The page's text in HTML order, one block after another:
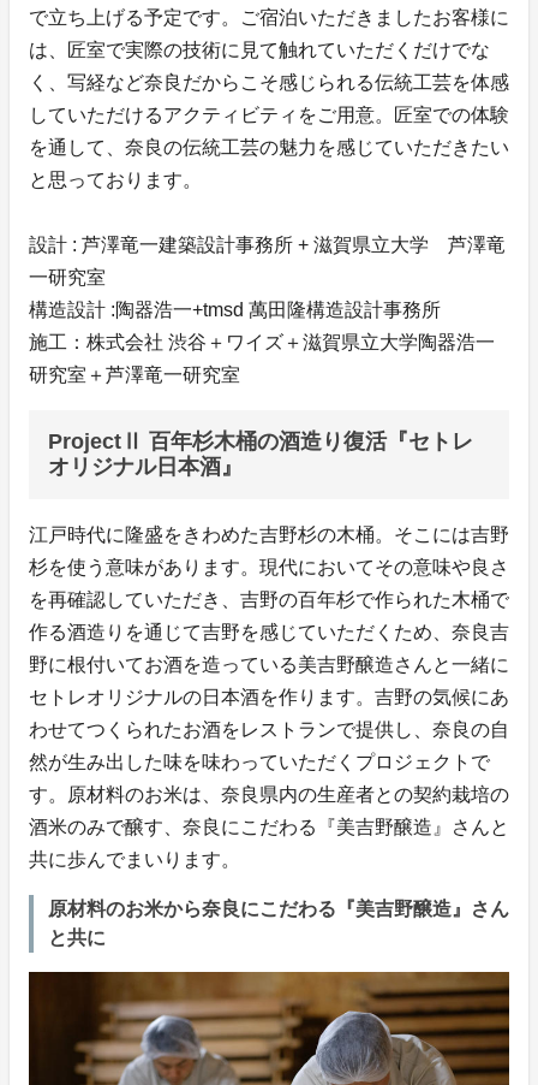
で立ち上げる予定です。ご宿泊いただきましたお客様に
は、匠室で実際の技術に見て触れていただくだけでな
く、写経など奈良だからこそ感じられる伝統工芸を体感
していただけるアクティビティをご用意。匠室での体験
を通して、奈良の伝統工芸の魅力を感じていただきたい
と思っております。
設計 : 芦澤竜一建築設計事務所 + 滋賀県立大学 芦澤竜
一研究室
構造設計 :陶器浩一+tmsd 萬田隆構造設計事務所
施工：株式会社 渋谷＋ワイズ＋滋賀県立大学陶器浩一
研究室＋芦澤竜一研究室
ProjectⅡ 百年杉木桶の酒造り復活『セトレ
オリジナル日本酒』
江戸時代に隆盛をきわめた吉野杉の木桶。そこには吉野
杉を使う意味があります。現代においてその意味や良さ
を再確認していただき、吉野の百年杉で作られた木桶で
作る酒造りを通じて吉野を感じていただくため、奈良吉
野に根付いてお酒を造っている美吉野醸造さんと一緒に
セトレオリジナルの日本酒を作ります。吉野の気候にあ
わせてつくられたお酒をレストランで提供し、奈良の自
然が生み出した味を味わっていただくプロジェクトで
す。原材料のお米は、奈良県内の生産者との契約栽培の
酒米のみで醸す、奈良にこだわる『美吉野醸造』さんと
共に歩んでまいります。
原材料のお米から奈良にこだわる『美吉野醸造』さん
と共に